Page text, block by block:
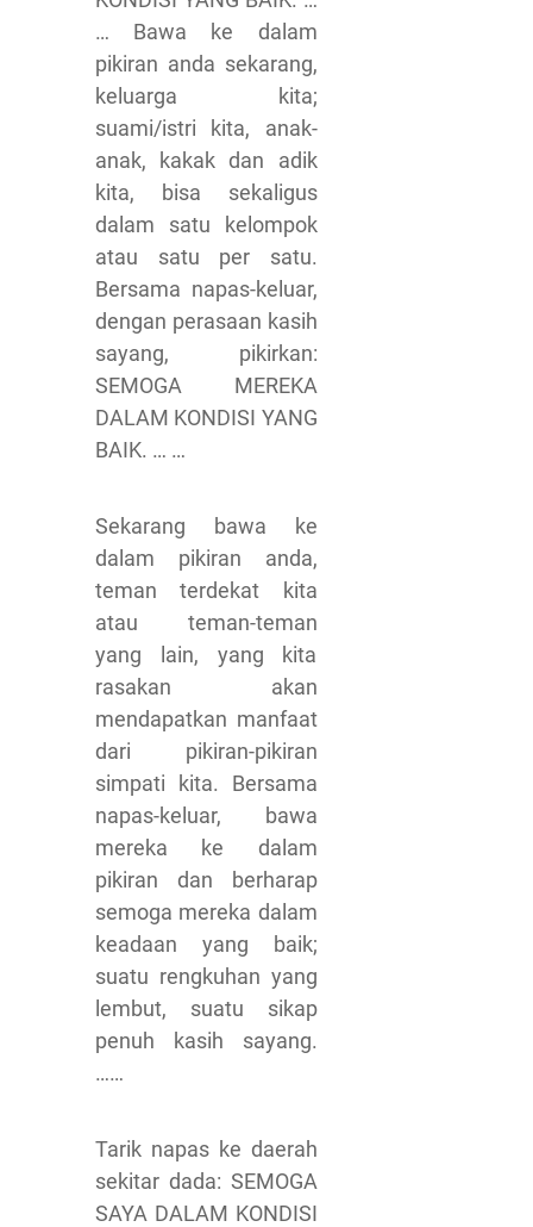
… Bawa ke dalam
pikiran anda sekarang,
keluarga kita;
suami/istri kita, anak-
anak, kakak dan adik
kita, bisa sekaligus
dalam satu kelompok
atau satu per satu.
Bersama napas-keluar,
dengan perasaan kasih
sayang, pikirkan:
SEMOGA MEREKA
DALAM KONDISI YANG
BAIK. … …
Sekarang bawa ke
dalam pikiran anda,
teman terdekat kita
atau teman-teman
yang lain, yang kita
rasakan akan
mendapatkan manfaat
dari pikiran-pikiran
simpati kita. Bersama
napas-keluar, bawa
mereka ke dalam
pikiran dan berharap
semoga mereka dalam
keadaan yang baik;
suatu rengkuhan yang
lembut, suatu sikap
penuh kasih sayang.
……
Tarik napas ke daerah
sekitar dada: SEMOGA
SAYA DALAM KONDISI